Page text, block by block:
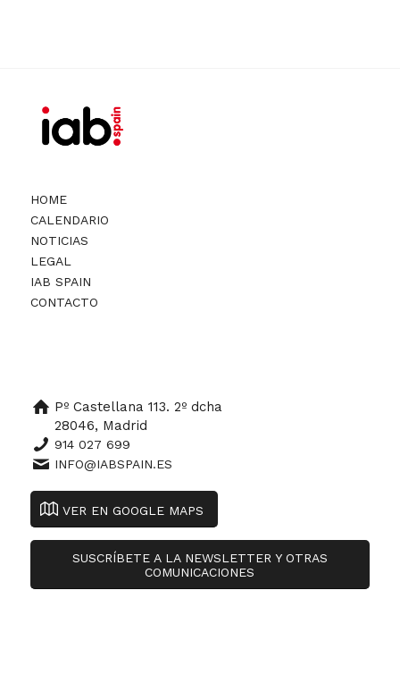
HOME
CALENDARIO
NOTICIAS
LEGAL
IAB SPAIN
CONTACTO
Pº Castellana 113. 2º dcha
28046, Madrid
914 027 699
INFO@IABSPAIN.ES
VER EN GOOGLE MAPS
SUSCRÍBETE A LA NEWSLETTER Y OTRAS
COMUNICACIONES